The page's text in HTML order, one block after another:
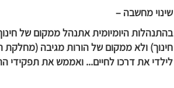
שינוי מחשבה –
בהתנהלות היומיומית אתנהל ממקום של
חינוך) ולא ממקום של הורות מגיבה (מחלקת
לילדי את דרכו לחיים... ואממש את תפקידי